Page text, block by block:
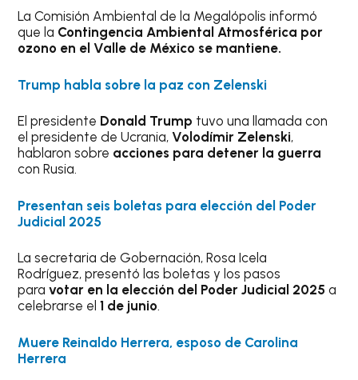
La Comisión Ambiental de la Megalópolis informó
que la Contingencia Ambiental Atmosférica por
ozono en el Valle de México se mantiene.
Trump habla sobre la paz con Zelenski
El presidente Donald Trump tuvo una llamada con
el presidente de Ucrania,Volodímir Zelenski,
hablaron sobre acciones para detener la guerra
con Rusia.
Presentan seis boletas para elección del Poder
Judicial 2025
La secretaria de Gobernación, Rosa Icela
Rodríguez, presentó las boletas y los pasos
paravotar en la elección del Poder Judicial 2025 a
celebrarse el 1 de junio.
Muere Reinaldo Herrera, esposo de Carolina
Herrera